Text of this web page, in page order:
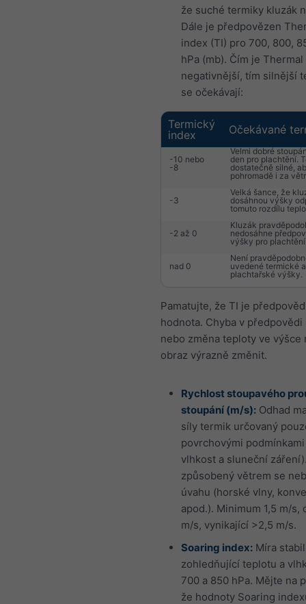
že suché termiky kluzák
Dále je předpovězen
index (TI) pro 700, 800,
hPa (mb). Čím je
negativnější, tím silnější
se očekávají:
Termický
index
Očekávané
-10 nebo
-8
Velmi dobré
den pro plachtění.
dostatečně silné,
pohromadě i za
-3
Velká šance, že
dosáhnou výšky
tomuto rozdílu
-2 až 0
Kluzák
nedosáhne
výšky pro
nad 0
Není
uvedené termické
plachtařské výšky.
Pamatujte, že TI je
hodnota. Chyba v předpovědi
nebo změna teploty ve výšce
obraz výrazně změnit.
Rychlost stoupavého
stoupání (m/s): Odhad
síly termik určovaný
povrchovými
vlhkost a sluneční
způsobený větrem se
úvahu (horské vlny,
apod.). Minimum 1,5 m/s,
m/s, vynikající >2,5 m/s.
Soaring index: Míra
zohledňující teplotu a
700 a 850 hPa. Mějte na
že hodnoty Soaring